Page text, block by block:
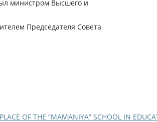
министром Высшего и
Председателя Совета
OF THE “MAMANIYA” SCHOOL IN